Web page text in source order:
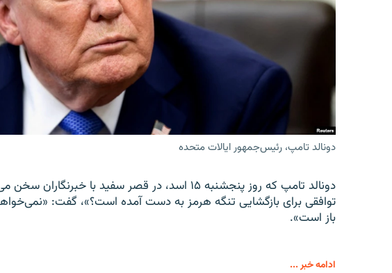
دونالد تامپ، رئیس‌جمهور ایالات متحده
دونالد تامپ که روز پنجشنبه ۱۵ اسد، در قصر سفید با
توافقی برای بازگشایی تنگه هرمز به دست آمده است؟»، گفت:
باز است».
ادامه خبر ...